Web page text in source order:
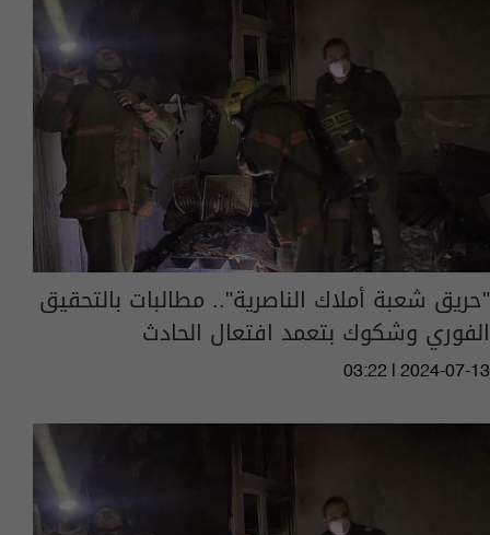
"حريق شعبة أملاك الناصرية".. مطالبات بالتحقيق
الفوري وشكوك بتعمد افتعال الحادث
03:22 | 2024-07-13